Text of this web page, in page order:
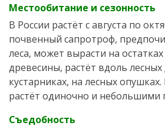
Местообитание и сезонность
В России растёт с августа по
почвенный сапротроф,
леса, может вырасти на
древесины, растёт вдоль лесных
кустарниках, на лесных опушках.
растёт одиночно и небольшими
Съедобность